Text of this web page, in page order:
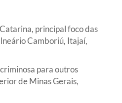
principal foco das
Camboriú, Itajaí,
para outros
de Minas Gerais,